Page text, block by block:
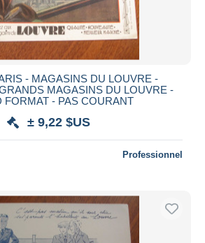
- MAGASINS DU LOUVRE -
MAGASINS DU LOUVRE -
FORMAT - PAS COURANT
± 9,22 $US
Professionnel